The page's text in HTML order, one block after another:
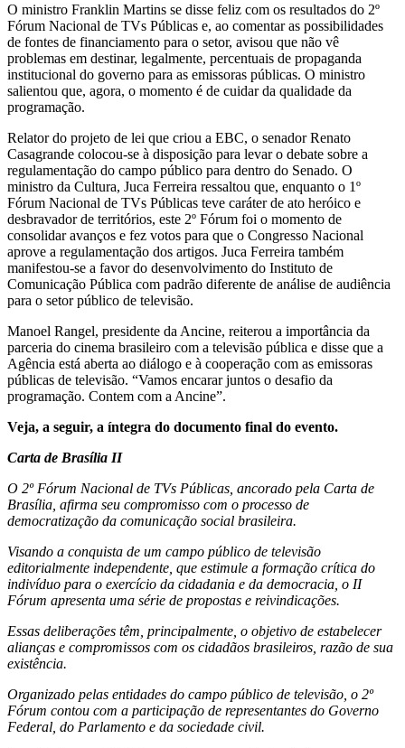
O ministro Franklin Martins se disse feliz com os resultados do 2º
Fórum Nacional de TVs Públicas e, ao comentar as possibilidades
de fontes de financiamento para o setor, avisou que não vê
problemas em destinar, legalmente, percentuais de propaganda
institucional do governo para as emissoras públicas. O ministro
salientou que, agora, o momento é de cuidar da qualidade da
programação.
Relator do projeto de lei que criou a EBC, o senador Renato
Casagrande colocou-se à disposição para levar o debate sobre a
regulamentação do campo público para dentro do Senado. O
ministro da Cultura, Juca Ferreira ressaltou que, enquanto o 1º
Fórum Nacional de TVs Públicas teve caráter de ato heróico e
desbravador de territórios, este 2º Fórum foi o momento de
consolidar avanços e fez votos para que o Congresso Nacional
aprove a regulamentação dos artigos. Juca Ferreira também
manifestou-se a favor do desenvolvimento do Instituto de
Comunicação Pública com padrão diferente de análise de audiência
para o setor público de televisão.
Manoel Rangel, presidente da Ancine, reiterou a importância da
parceria do cinema brasileiro com a televisão pública e disse que a
Agência está aberta ao diálogo e à cooperação com as emissoras
públicas de televisão. “Vamos encarar juntos o desafio da
programação. Contem com a Ancine”.
Veja, a seguir, a íntegra do documento final do evento.
Carta de Brasília II
O 2º Fórum Nacional de TVs Públicas, ancorado pela Carta de
Brasília, afirma seu compromisso com o processo de
democratização da comunicação social brasileira.
Visando a conquista de um campo público de televisão
editorialmente independente, que estimule a formação crítica do
indivíduo para o exercício da cidadania e da democracia, o II
Fórum apresenta uma série de propostas e reivindicações.
Essas deliberações têm, principalmente, o objetivo de estabelecer
alianças e compromissos com os cidadãos brasileiros, razão de sua
existência.
Organizado pelas entidades do campo público de televisão, o 2º
Fórum contou com a participação de representantes do Governo
Federal, do Parlamento e da sociedade civil.